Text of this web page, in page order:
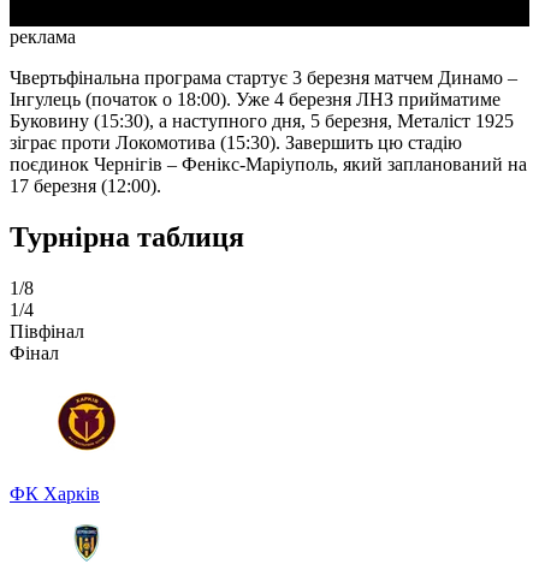
реклама
Чвертьфінальна програма стартує 3 березня матчем Динамо –
Інгулець (початок о 18:00). Уже 4 березня ЛНЗ прийматиме
Буковину (15:30), а наступного дня, 5 березня, Металіст 1925
зіграє проти Локомотива (15:30). Завершить цю стадію
поєдинок Чернігів – Фенікс-Маріуполь, який запланований на
17 березня (12:00).
Турнірна таблиця
1/8
1/4
Півфінал
Фінал
ФК Харків